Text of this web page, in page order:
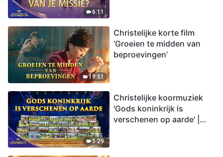
6:11
19:51
Christelijke korte film
‘Groeien te midden van
beproevingen’
5:29
Christelijke koormuziek
'Gods koninkrijk is
verschenen op aarde' |